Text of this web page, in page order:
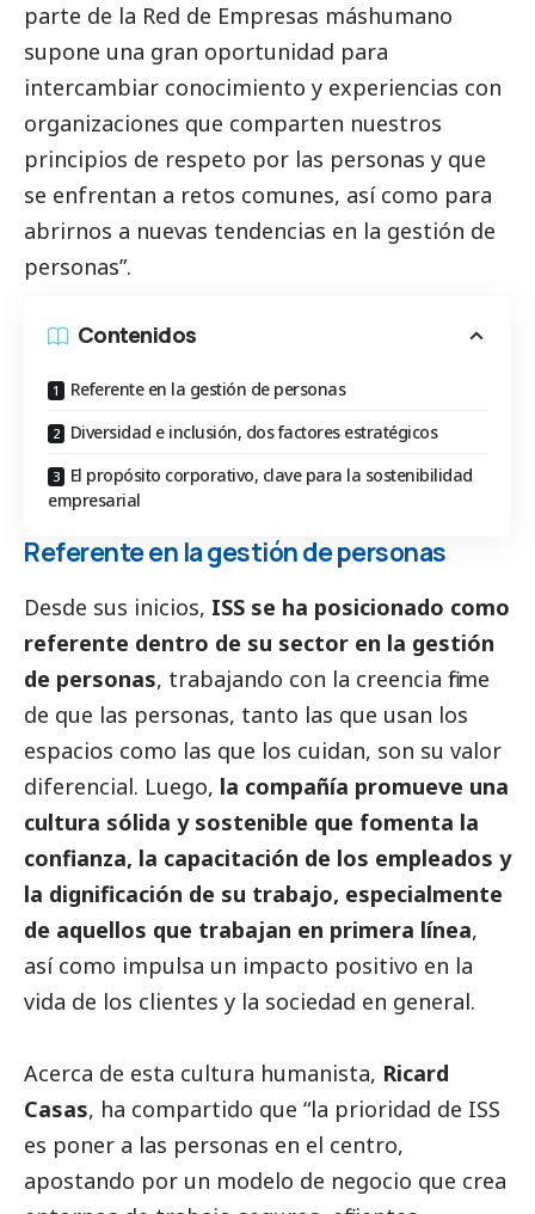
parte de la Red de Empresas máshumano
supone una gran oportunidad para
intercambiar conocimiento y experiencias con
organizaciones que comparten nuestros
principios de respeto por las personas y que
se enfrentan a retos comunes, así como para
abrirnos a nuevas tendencias en la gestión de
personas”.
Contenidos
Referente en la gestión de personas
Diversidad e inclusión, dos factores estratégicos
El propósito corporativo, clave para la sostenibilidad
empresarial
Referente en la gestión de personas
Desde sus inicios, ISS se ha posicionado como
referente dentro de su sector en la gestión
de personas, trabajando con la creencia firme
de que las personas, tanto las que usan los
espacios como las que los cuidan, son su valor
diferencial. Luego, la compañía promueve una
cultura sólida y sostenible que fomenta la
confianza, la capacitación de los empleados y
la dignificación de su trabajo, especialmente
de aquellos que trabajan en primera línea,
así como impulsa un impacto positivo en la
vida de los clientes y la sociedad en general.
Acerca de esta cultura humanista, Ricard
Casas, ha compartido que “la prioridad de ISS
es poner a las personas en el centro,
apostando por un modelo de negocio que crea